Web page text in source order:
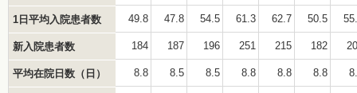
1日平均入院患者数 49.8 47.8 54.5 61.3 62.7 50.5
新入院患者数 184 187 196 251 215 182
平均在院日数（日） 8.8 8.5 8.5 8.8 8.8 8.8